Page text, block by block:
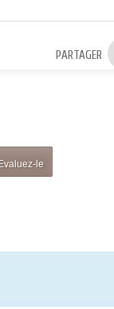
PARTAGER
le